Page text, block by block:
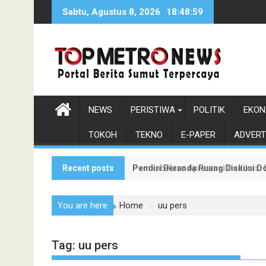
Sabtu, Agustus 8, 2026 18:49:1
NEWS PERISTIWA POLITIK
TOKOH TEKNO E-PAPER
Recent posts Pendiri Beranda Ruang Diskusi
Pemkab Karo Apresiasi Dedikasi
You are here Home uu pers
Tag: uu pers